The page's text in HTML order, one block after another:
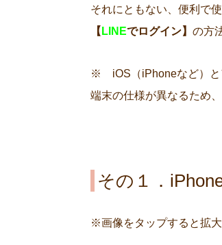
それにともない、便利で
【 LINEでログイン】 の方
※ iOS（iPhoneなど）と
端末の仕様が異なるため
その１．
※画像をタップすると拡大